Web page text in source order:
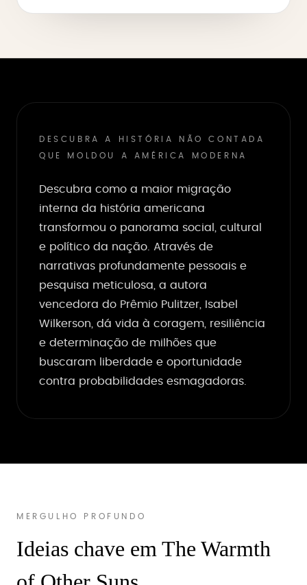
DESCUBRA A HISTÓRIA NÃO CONTADA
QUE MOLDOU A AMÉRICA MODERNA
Descubra como a maior migração
interna da história americana
transformou o panorama social, cultural
e político da nação. Através de
narrativas profundamente pessoais e
pesquisa meticulosa, a autora
vencedora do Prêmio Pulitzer, Isabel
Wilkerson, dá vida à coragem, resiliência
e determinação de milhões que
buscaram liberdade e oportunidade
contra probabilidades esmagadoras.
MERGULHO PROFUNDO
Ideias chave em The Warmth